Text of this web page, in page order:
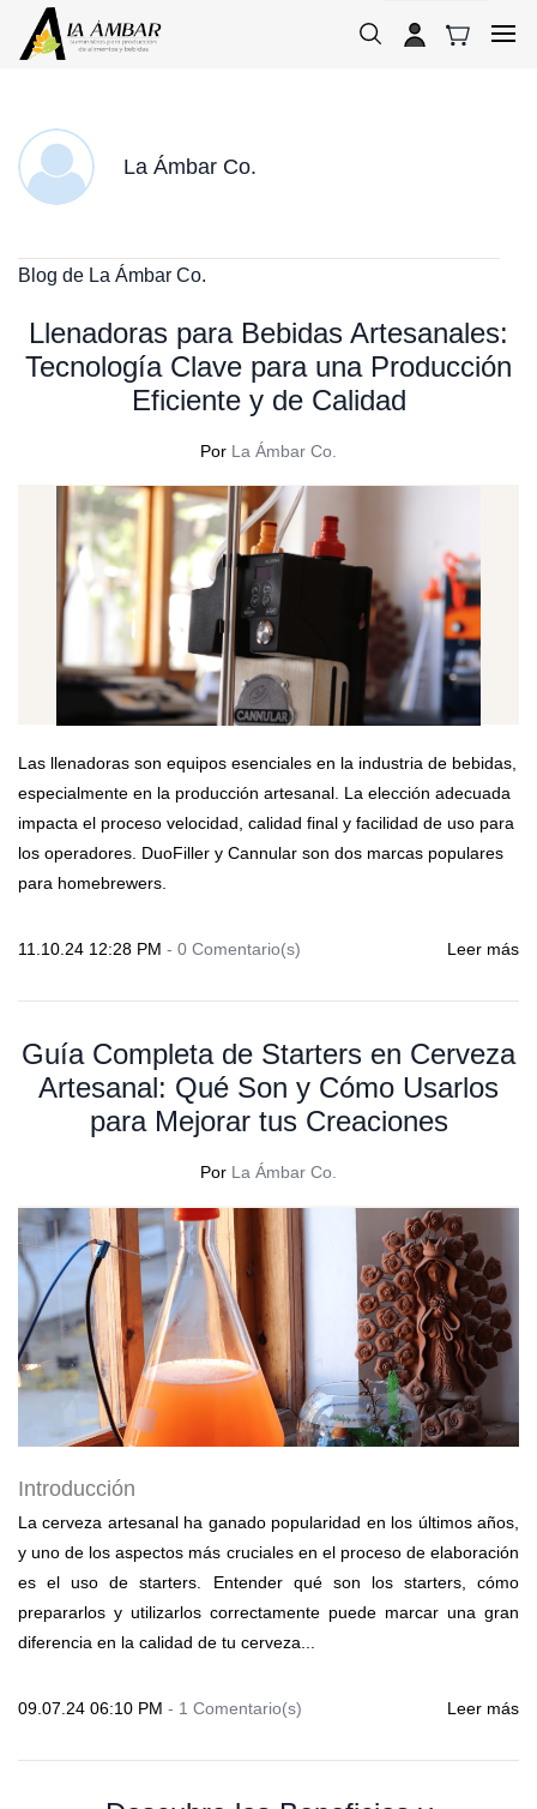
Skip to
main
content
La Ámbar Co.
Blog de La Ámbar Co.
Llenadoras para Bebidas Artesanales:
Tecnología Clave para una Producción
Eficiente y de Calidad
Por La Ámbar Co.
Las llenadoras son equipos esenciales en la industria de bebidas,
especialmente en la producción artesanal. La elección adecuada
impacta el proceso velocidad, calidad final y facilidad de uso para
los operadores. DuoFiller y Cannular son dos marcas populares
para homebrewers.
11.10.24 12:28 PM - 0 Comentario(s) Leer más
Guía Completa de Starters en Cerveza
Artesanal: Qué Son y Cómo Usarlos
para Mejorar tus Creaciones
Por La Ámbar Co.
Introducción
La cerveza artesanal ha ganado popularidad en los últimos años,
y uno de los aspectos más cruciales en el proceso de elaboración
es el uso de starters. Entender qué son los starters, cómo
prepararlos y utilizarlos correctamente puede marcar una gran
diferencia en la calidad de tu cerveza...
09.07.24 06:10 PM - 1 Comentario(s) Leer más